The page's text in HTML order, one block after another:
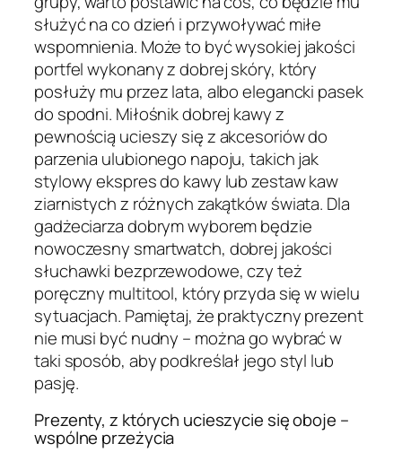
służyć na co dzień i przywoływać miłe
wspomnienia. Może to być wysokiej jakości
portfel wykonany z dobrej skóry, który
posłuży mu przez lata, albo elegancki pasek
do spodni. Miłośnik dobrej kawy z
pewnością ucieszy się z akcesoriów do
parzenia ulubionego napoju, takich jak
stylowy ekspres do kawy lub zestaw kaw
ziarnistych z różnych zakątków świata. Dla
gadżeciarza dobrym wyborem będzie
nowoczesny smartwatch, dobrej jakości
słuchawki bezprzewodowe, czy też
poręczny multitool, który przyda się w wielu
sytuacjach. Pamiętaj, że praktyczny prezent
nie musi być nudny – można go wybrać w
taki sposób, aby podkreślał jego styl lub
pasję.
Prezenty, z których ucieszycie się oboje –
wspólne przeżycia